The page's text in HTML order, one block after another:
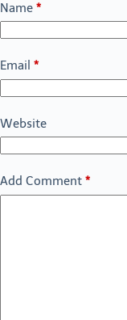
Name *
Email *
Website
Add Comment *